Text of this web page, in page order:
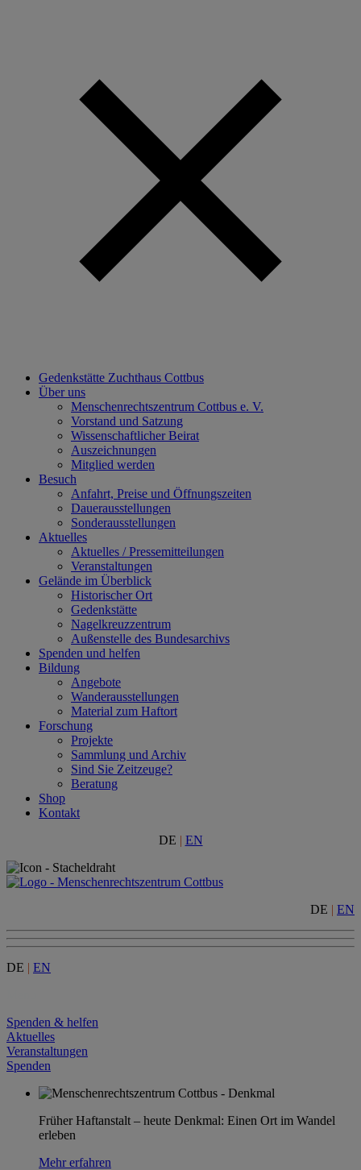
Gedenkstätte Zuchthaus Cottbus
Über uns
Menschenrechtszentrum Cottbus e. V.
Vorstand und Satzung
Wissenschaftlicher Beirat
Auszeichnungen
Mitglied werden
Besuch
Anfahrt, Preise und Öffnungszeiten
Dauerausstellungen
Sonderausstellungen
Aktuelles
Aktuelles / Pressemitteilungen
Veranstaltungen
Gelände im Überblick
Historischer Ort
Gedenkstätte
Nagelkreuzzentrum
Außenstelle des Bundesarchivs
Spenden und helfen
Bildung
Angebote
Wanderausstellungen
Material zum Haftort
Forschung
Projekte
Sammlung und Archiv
Sind Sie Zeitzeuge?
Beratung
Shop
Kontakt
DE | EN
DE | EN
DE | EN
Spenden & helfen
Aktuelles
Veranstaltungen
Spenden
Früher Haftanstalt – heute Denkmal: Einen Ort im Wandel
erleben
Mehr erfahren